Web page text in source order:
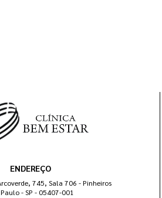
ENDEREÇO
745, Sala 706 - Pinheiros
- SP - 05407-001